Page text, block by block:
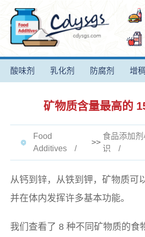
酸味剂 乳化剂 防腐剂 增
矿物质含量最高的
Food
Additives
>>
食品添加剂
识
从钙到锌，从铁到钾，矿物质可
并在体内发挥许多基本功能。
我们查看了 8 种不同矿物质的食